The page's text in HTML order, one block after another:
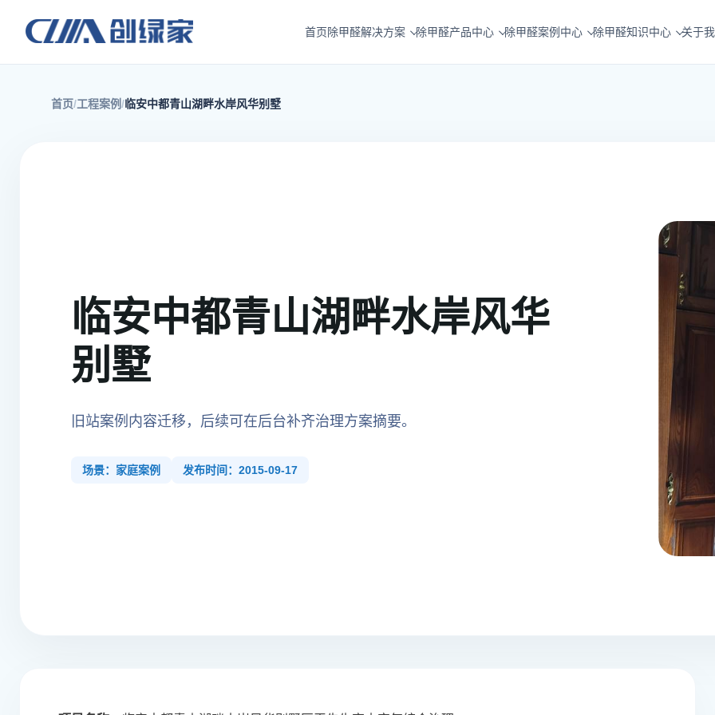
首页除甲醛解决方案 除甲醛产品中心 除甲醛案例中心 除甲醛知识中心 关于
首页 工程案例 临安中都青山湖畔水岸风华别墅
临安中都青山湖畔水岸风华
别墅
旧站案例内容迁移，后续可在后台补齐治理方案摘要。
场景：家庭案例 发布时间：2015-09-17